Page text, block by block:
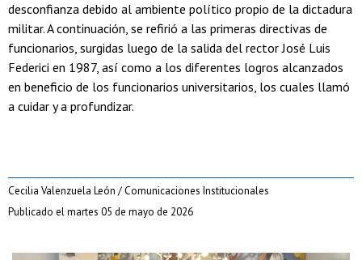
desconfianza debido al ambiente político propio de la dictadura
militar. A continuación, se refirió a las primeras directivas de
funcionarios, surgidas luego de la salida del rector José Luis
Federici en 1987, así como a los diferentes logros alcanzados
en beneficio de los funcionarios universitarios, los cuales llamó
a cuidar y a profundizar.
Cecilia Valenzuela León / Comunicaciones Institucionales
Publicado el martes 05 de mayo de 2026